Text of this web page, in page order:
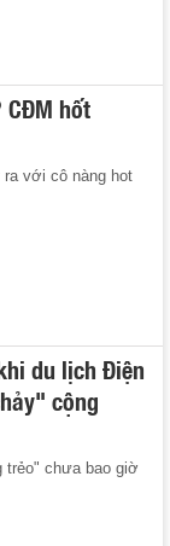
hốt
với cô nàng hot
du lịch Điện
cộng
trẻo" chưa bao giờ